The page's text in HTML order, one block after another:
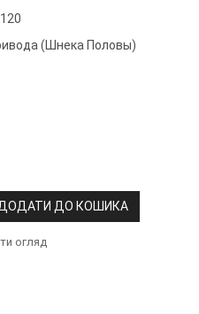
(шнека Половы)
ДО КОШИКА
огляд